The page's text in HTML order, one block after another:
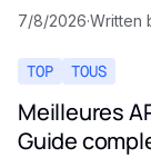
7/8/2026·Written
TOP TOUS
Meilleures
Guide